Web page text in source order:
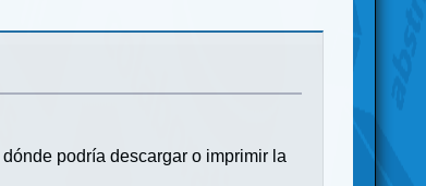
podría descargar o imprimir la